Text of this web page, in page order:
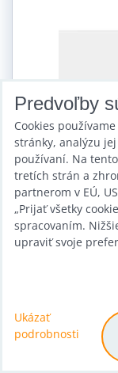
Snežné
od
Predvoľby
Cookies
stránky, analýzu
používaní. Na
tretích strán a
partnerom v EÚ,
„Prijať všetky
spracovaním.
upraviť svoje
Ukázať
podrobnosti